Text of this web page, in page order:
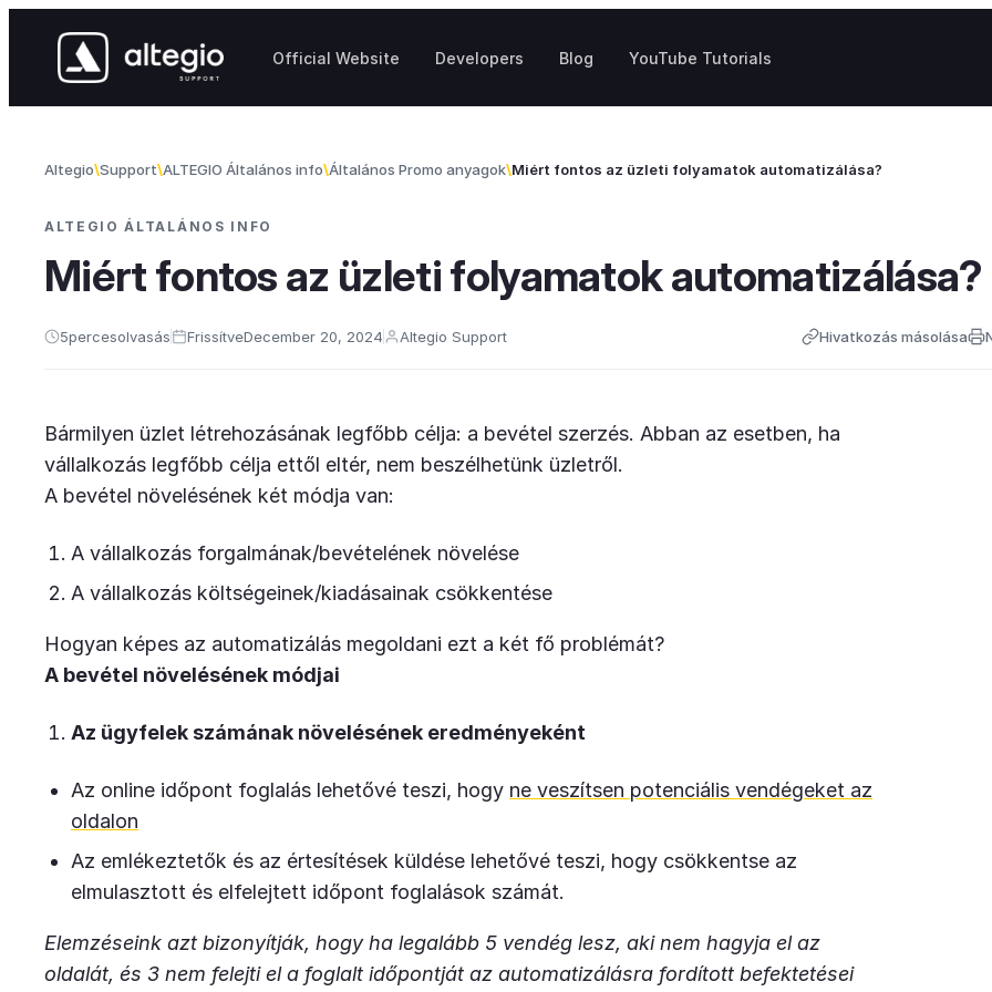
Official Website Developers Blog YouTube Tutorials
Altegio Support ALTEGIO Általános info Általános Promo anyagok Miért fontos az üzleti folyamatok automatizálása?
ALTEGIO ÁLTALÁNOS INFO
Miért fontos az üzleti folyamatok automatizálása?
5percesolvasás FrissítveDecember 20, 2024 Altegio Support Hivatkozás másolása
Bármilyen üzlet létrehozásának legfőbb célja: a bevétel szerzés. Abban az esetben, ha
vállalkozás legfőbb célja ettől eltér, nem beszélhetünk üzletről.
A bevétel növelésének két módja van:
A vállalkozás forgalmának/bevételének növelése
A vállalkozás költségeinek/kiadásainak csökkentése
Hogyan képes az automatizálás megoldani ezt a két fő problémát?
A bevétel növelésének módjai
Az ügyfelek számának növelésének eredményeként
Az online időpont foglalás lehetővé teszi, hogy ne veszítsen potenciális vendégeket az
oldalon
Az emlékeztetők és az értesítések küldése lehetővé teszi, hogy csökkentse az
elmulasztott és elfelejtett időpont foglalások számát.
Elemzéseink azt bizonyítják, hogy ha legalább 5 vendég lesz, aki nem hagyja el az
oldalát, és 3 nem felejti el a foglalt időpontját az automatizálásra fordított befektetései